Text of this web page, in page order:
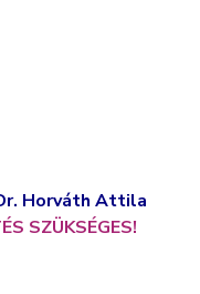
Horváth Attila
SZÜKSÉGES!